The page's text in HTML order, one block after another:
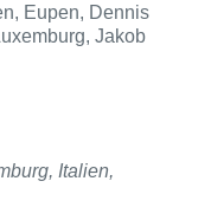
Eupen, Dennis
Jakob
Italien,